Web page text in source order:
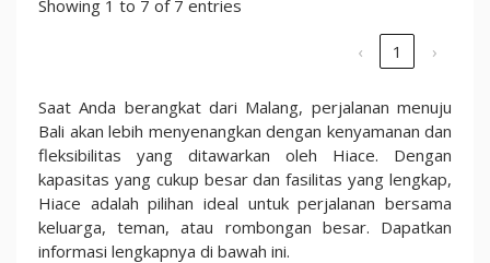
Showing 1 to 7 of 7 entries
‹ 1 ›
Saat Anda berangkat dari Malang, perjalanan menuju
Bali akan lebih menyenangkan dengan kenyamanan dan
fleksibilitas yang ditawarkan oleh Hiace. Dengan
kapasitas yang cukup besar dan fasilitas yang lengkap,
Hiace adalah pilihan ideal untuk perjalanan bersama
keluarga, teman, atau rombongan besar. Dapatkan
informasi lengkapnya di bawah ini.